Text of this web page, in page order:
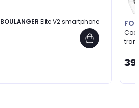
BOULANGER Elite V2 smartphone